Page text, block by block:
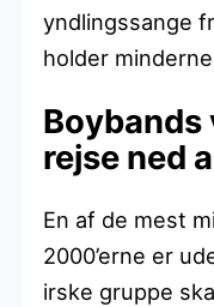
yndlingssange
holder
Boybands
rejse ned
En af de mest
2000’erne er
irske gruppe